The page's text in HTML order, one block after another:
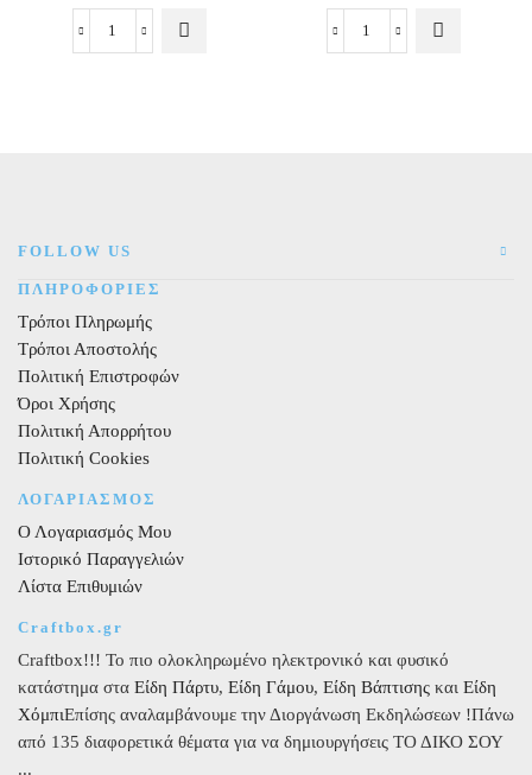
Σόφι
Κουδουνίστρα
FOLLOW US
ΠΛΗΡΟΦΟΡΙΕΣ
Τρόποι Πληρωμής
Τρόποι Αποστολής
Πολιτική Επιστροφών
Όροι Χρήσης
Πολιτική Απορρήτου
Πολιτική Cookies
ΛΟΓΑΡΙΑΣΜΟΣ
Ο Λογαριασμός Μου
Ιστορικό Παραγγελιών
Λίστα Επιθυμιών
Craftbox.gr
Craftbox!!! Το πιο ολοκληρωμένο ηλεκτρονικό και φυσικό
κατάστημα στα Είδη Πάρτυ, Είδη Γάμου, Είδη Βάπτισης και Είδη
ΧόμπιΕπίσης αναλαμβάνουμε την Διοργάνωση Εκδηλώσεων !Πάνω
από 135 διαφορετικά θέματα για να δημιουργήσεις ΤΟ ΔΙΚΟ ΣΟΥ
...